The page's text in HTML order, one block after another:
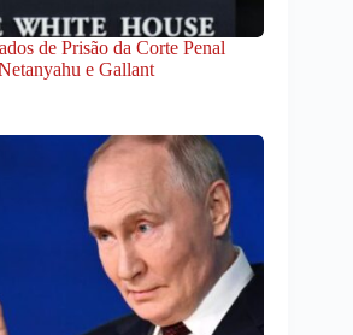
de Prisão da Corte Penal
e Gallant